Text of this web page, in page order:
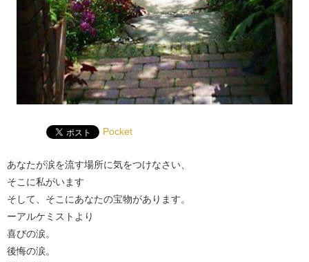
Pocket
あなたが涙を流す場所に気をつけなさい、
そこに私がいます
そして、そこにあなたの宝物があります。
ーアルケミストより
喜びの涙。
後悔の涙。